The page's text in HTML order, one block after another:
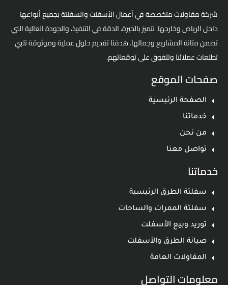
شركة مقاولات متخصصة في أعمال الأسفلت والسفلتة بجميع أنواعها
داخل الرياض وخارجها. نتميز بالخبرة، الدقة في التنفيذ، والجودة العالية التي
تضمن متانة المشاريع وجمالها. هدفنا تقديم حلول عملية وموثوقة تلبي
تطلعات عملائنا وتتفوق على توقعاتهم.
صفحات الموقع
الصفحة الرئيسية
خدماتنا
من نحن
تواصل معنا
خدماتنا
سفلتة الطرق الرئيسية
سفلتة الممرات والساحات
توريد وبيع الأسفلت
صيانة الطرق والأسفلت
المقاولات العامة
معلومات التواصل